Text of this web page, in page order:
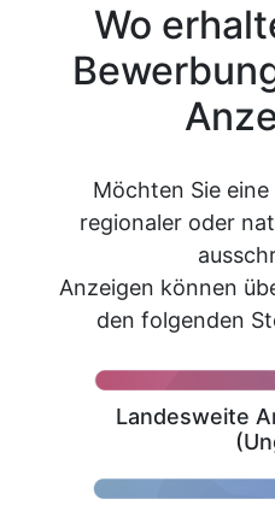
Wo
Möchten Sie
regionaler oder
Anzeigen können
den folgenden
Landesweite